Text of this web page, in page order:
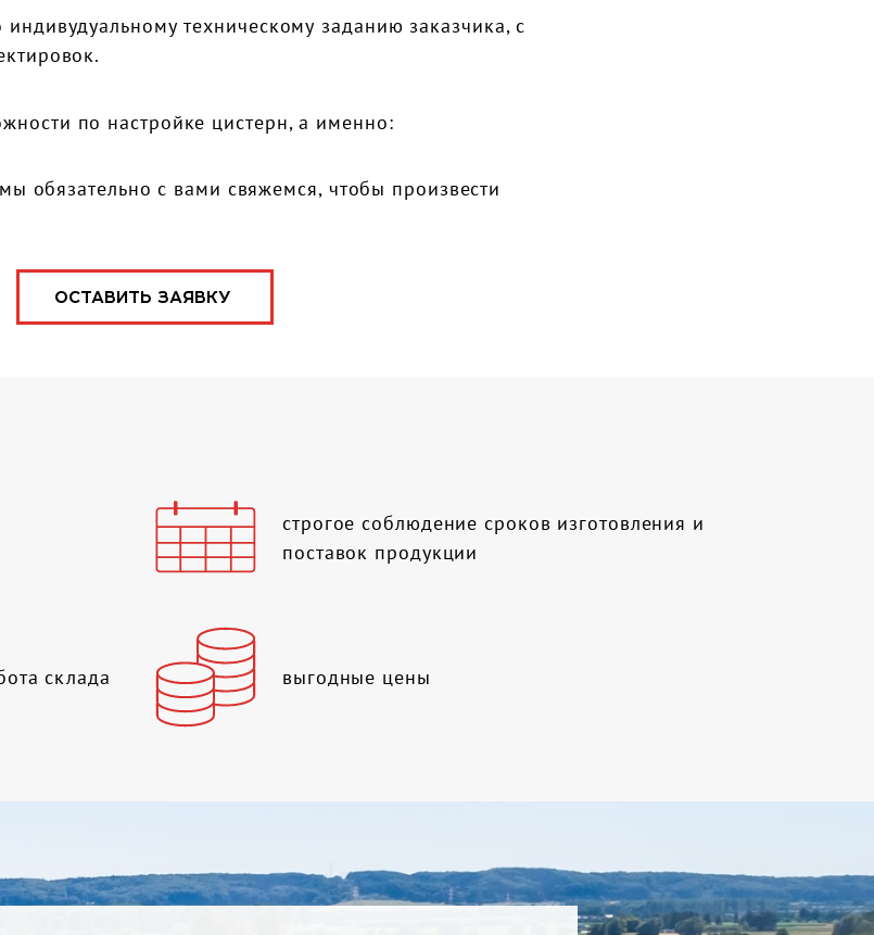
техническому заданию заказчика, с
по настройке цистерн, а именно:
обязательно с вами свяжемся, чтобы произвести
ОСТАВИТЬ ЗАЯВКУ
строгое соблюдение сроков изготовления и
поставок продукции
склада выгодные цены